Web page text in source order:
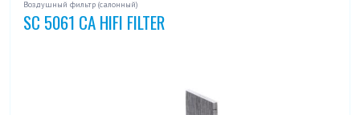
Воздушный фильтр (салонный)
SC 5061 CA HIFI FILTER